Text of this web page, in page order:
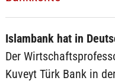
Islambank hat in
Der
Kuveyt Türk Bank in